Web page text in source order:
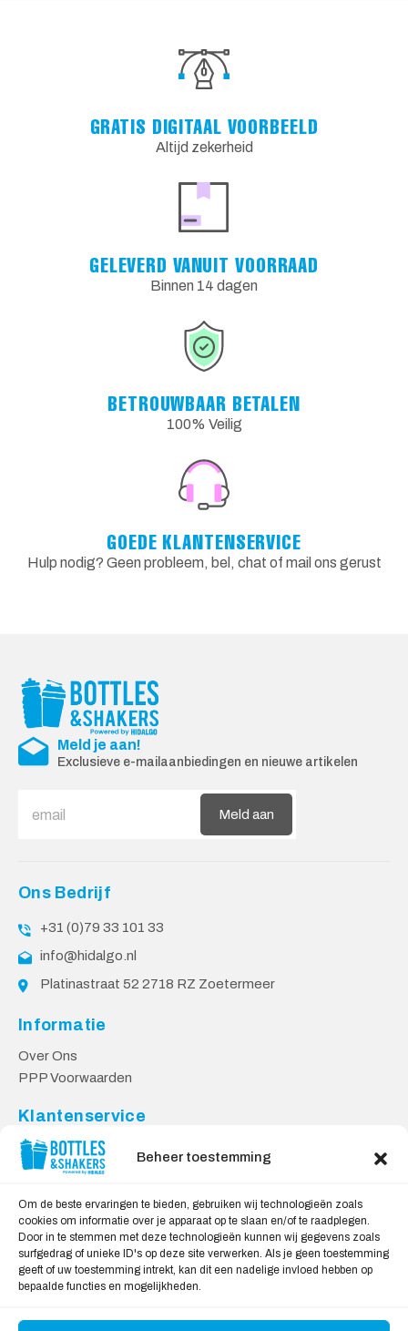
Beheer toestemming
Om de beste ervaringen te bieden, gebruiken wij technologieën zoals
cookies om informatie over je apparaat op te slaan en/of te raadplegen.
Door in te stemmen met deze technologieën kunnen wij gegevens zoals
surfgedrag of unieke ID's op deze site verwerken. Als je geen toestemming
geeft of uw toestemming intrekt, kan dit een nadelige invloed hebben op
bepaalde functies en mogelijkheden.
GRATIS DIGITAAL VOORBEELD
Altijd zekerheid
GELEVERD VANUIT VOORRAAD
Binnen 14 dagen
BETROUWBAAR BETALEN
100% Veilig
GOEDE KLANTENSERVICE
Hulp nodig? Geen probleem, bel, chat of mail ons gerust
Meld je aan!
Exclusieve e-mailaanbiedingen en nieuwe artikelen
Meld aan
Ons Bedrijf
+31 (0)79 33 101 33
info@hidalgo.nl
Platinastraat 52 2718 RZ Zoetermeer
Informatie
Over Ons
PPP Voorwaarden
Klantenservice
Contact
Levering & Retourneren
Veilig Shoppen
My account
Winkelwagen